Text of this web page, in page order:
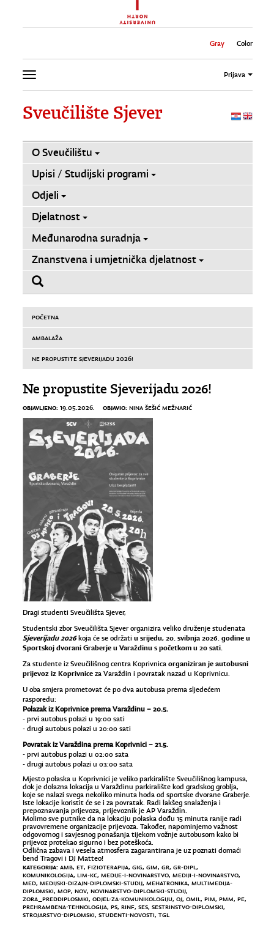
Color
Gray
Prijava
Sveučilište Sjever
O Sveučilištu
Upisi / Studijski programi
Odjeli
Djelatnost
Međunarodna suradnja
Znanstvena i umjetnička djelatnost
POČETNA
AMBALAŽA
NE PROPUSTITE SJEVERIJADU 2026!
Ne propustite Sjeverijadu 2026!
OBJAVLJENO: 19.05.2026. OBJAVIO: NINA ŠEŠIĆ MEŽNARIĆ
Dragi studenti Sveučilišta Sjever,
Studentski zbor Sveučilišta Sjever organizira veliko druženje studenata
Sjeverijadu 2026koja će se održati u srijedu, 20. svibnja 2026. godine u
Sportskoj dvorani Graberje u Varaždinu s početkom u 20 sati.
Za studente iz Sveučilišnog centra Koprivnica organiziran je autobusni
prijevoz iz Koprivnice za Varaždin i povratak nazad u Koprivnicu.
U oba smjera prometovat će po dva autobusa prema sljedećem
rasporedu:
Polazak iz Koprivnice prema Varaždinu – 20.5.
- prvi autobus polazi u 19:00 sati
- drugi autobus polazi u 20:00 sati
Povratak iz Varaždina prema Koprivnici – 21.5.
- prvi autobus polazi u 02:00 sata
- drugi autobus polazi u 03:00 sata
Mjesto polaska u Koprivnici je veliko parkiralište Sveučilišnog kampusa,
dok je dolazna lokacija u Varaždinu parkiralište kod gradskog groblja,
koje se nalazi svega nekoliko minuta hoda od sportske dvorane Graberje.
Iste lokacije koristit će se i za povratak. Radi lakšeg snalaženja i
prepoznavanja prijevoza, prijevoznik je AP Varaždin.
Molimo sve putnike da na lokaciju polaska dođu 15 minuta ranije radi
pravovremene organizacije prijevoza. Također, napominjemo važnost
odgovornog i savjesnog ponašanja tijekom vožnje autobusom kako bi
prijevoz protekao sigurno i bez poteškoća.
Odlična zabava i vesela atmosfera zagarantirana je uz poznati domaći
bend Tragovi i DJ Matteo!
KATEGORIJA: AMB, ET, FIZIOTERAPIJA, GIG, GIM, GR, GR-DIPL,
KOMUNIKOLOGIJA, LIM-KC, MEDIJE-I-NOVINARSTVO, MEDIJI-I-NOVINARSTVO,
MED, MEDIJSKI-DIZAJN-DIPLOMSKI-STUDIJ, MEHATRONIKA, MULTIMEDIJA-
DIPLOMSKI, MOP, NOV, NOVINARSTVO-DIPLOMSKI-STUDIJ,
ZORA_PREDDIPLOSMKI, ODJEL-ZA-KOMUNIKOLOGIJU, OJ, OMIL, PIM, PMM, PE,
PREHRAMBENA-TEHNOLOGIJA, PS, RINF, SES, SESTRINSTVO-DIPLOMSKI,
STROJARSTVO-DIPLOMSKI, STUDENTI-NOVOSTI, TGL